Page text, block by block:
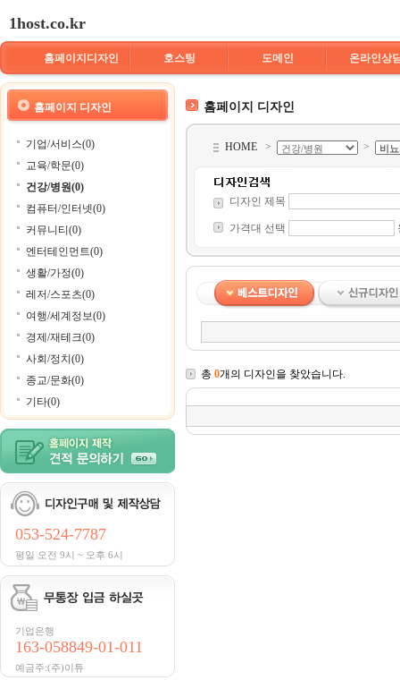
1host.co.kr
홈페이지디자인 호스팅 도메인 온라인상
홈페이지 디자인
기업/서비스(0)
교육/학문(0)
건강/병원(0)
컴퓨터/인터넷(0)
커뮤니티(0)
엔터테인먼트(0)
생활/가정(0)
레저/스포츠(0)
여행/세계정보(0)
경제/재테크(0)
사회/정치(0)
종교/문화(0)
기타(0)
053-524-7787
평일 오전 9시 ~ 오후 6시
기업은행
163-058849-01-011
예금주:(주)이튜
홈페이지 디자인
HOME > >
디자인 제목
가격대 선택
총 0개의 디자인을 찾았습니다.